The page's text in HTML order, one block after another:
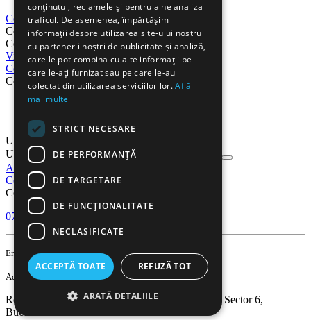
Cos
Cos
Cosul este gol
Vizualizati cosul Procesare
Cont
Cont
Comenzi
Urmarire comanda
Urmarire comanda
Autentificare
Contact
Contact
0751 638 351
Email contact@gooffice.ro
Adresa
România, Bucuresti, Str. Valea Cascadelor nr. 21, Sector 6,
Bucuresti
conținutul, reclamele și pentru a ne analiza
traficul. De asemenea, împărtășim
informații despre utilizarea site-ului nostru
cu partenerii noștri de publicitate și analiză,
care le pot combina cu alte informații pe
care le-ați furnizat sau pe care le-au
colectat din utilizarea serviciilor lor.Află
mai multe
STRICT NECESARE
DE PERFORMANȚĂ
DE TARGETARE
DE FUNCŢIONALITATE
NECLASIFICATE
ACCEPTĂ TOATE REFUZĂ TOT
ARATĂ DETALIILE